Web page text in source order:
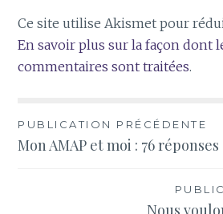
Ce site utilise Akismet pour
En savoir plus sur la façon dont
commentaires sont traitées.
Navigation
de
PUBLICATION PRÉCÉDENTE
Mon AMAP et moi : 76 réponses